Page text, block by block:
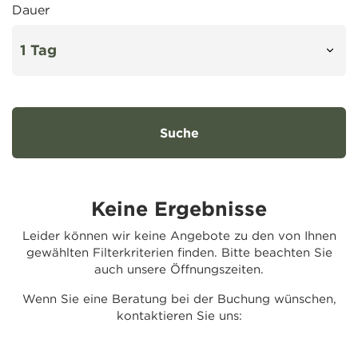
Dauer
Suche
Keine Ergebnisse
Leider können wir keine Angebote zu den von Ihnen
gewählten Filterkriterien finden. Bitte beachten Sie
auch unsere Öffnungszeiten.
Wenn Sie eine Beratung bei der Buchung wünschen,
kontaktieren Sie uns: